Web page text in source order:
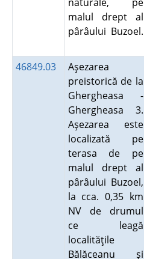
malul drept al
pârâului Buzoel.
46849.03
Aşezarea
preistorică de la
Ghergheasa -
Ghergheasa 3.
Aşezarea este
localizată pe
terasa de pe
malul drept al
pârâului Buzoel,
la cca. 0,35 km
NV de drumul
ce leagă
localităţile
Bălăceanu şi